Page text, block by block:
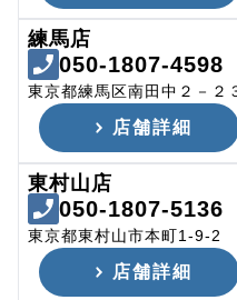
練馬店
050-1807-4598
東京都練馬区南田中２－２
店舗詳細
東村山店
050-1807-5136
東京都東村山市本町1-9-2
店舗詳細